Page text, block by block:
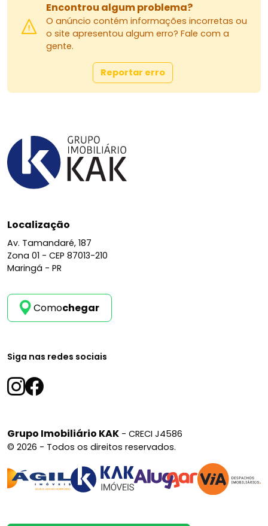
Encontrou algum problema?
O anúncio contém informações incorretas ou
o site apresentou algum erro? Fale com a
gente.
Reportar erro
Localização
Av. Tamandaré, 187
Zona 01 - CEP 87013-210
Maringá - PR
Comochegar
Siga nas redes sociais
Grupo Imobiliário KAK - CRECI J4586
© 2026 - Todos os direitos reservados.